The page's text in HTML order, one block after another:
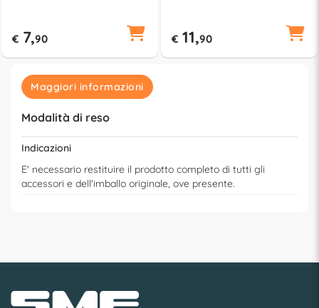
€ 7,90 € 11,90
Maggiori informazioni
Modalità di reso
Indicazioni
E' necessario restituire il prodotto completo di tutti gli
accessori e dell'imballo originale, ove presente.